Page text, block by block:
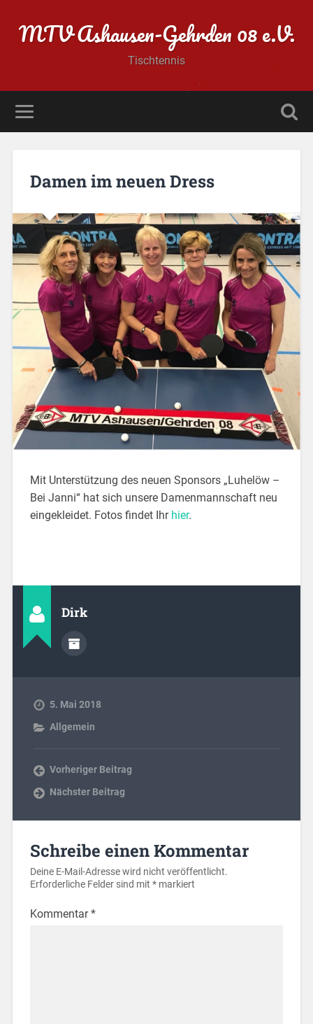
MTV Ashausen-Gehrden 08 e.V.
Tischtennis
Damen im neuen Dress
Mit Unterstützung des neuen Sponsors „Luhelöw –
Bei Janni“ hat sich unsere Damenmannschaft neu
eingekleidet. Fotos findet Ihr hier.
Dirk
5. Mai 2018
Allgemein
Vorheriger Beitrag
Nächster Beitrag
Schreibe einen Kommentar
Deine E-Mail-Adresse wird nicht veröffentlicht.
Erforderliche Felder sind mit *markiert
Kommentar*